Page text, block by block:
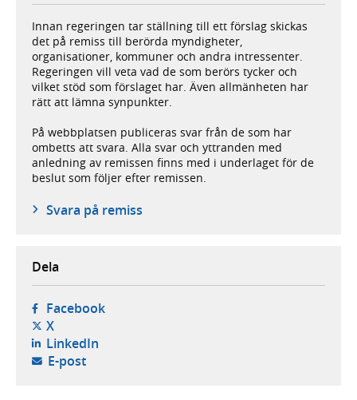
Innan regeringen tar ställning till ett förslag skickas
det på remiss till berörda myndigheter,
organisationer, kommuner och andra intressenter.
Regeringen vill veta vad de som berörs tycker och
vilket stöd som förslaget har. Även allmänheten har
rätt att lämna synpunkter.
På webbplatsen publiceras svar från de som har
ombetts att svara. Alla svar och yttranden med
anledning av remissen finns med i underlaget för de
beslut som följer efter remissen.
Svara på remiss
Dela
Facebook- öppnas i ny flik, extern webbplats,
X- öppnas i ny flik, extern webbplats,
LinkedIn- öppnas i ny flik, extern webbplats,
E-post- öppnar din e-postklient,